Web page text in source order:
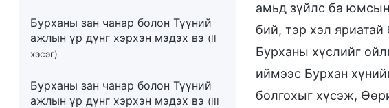
Бурханы зан чанар болон Түүний
ажлын үр дүнг хэрхэн мэдэх вэ (II
хэсэг)
Бурханы зан чанар болон Түүний
ажлын үр дүнг хэрхэн мэдэх вэ (III
амьд зүйлс ба юмсын
бий, тэр хэл
Бурханы хүслийг
иймээс Бурхан
болгохыг хүсэж,